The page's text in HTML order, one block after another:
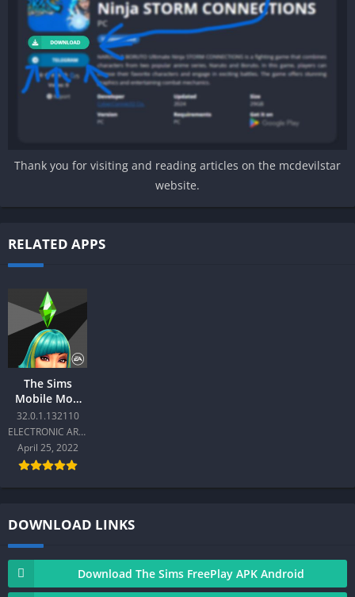
Thank you for visiting and reading articles on the mcdevilstar
website.
RELATED APPS
The Sims
Mobile Mod
Android
32.0.1.132110
ELECTRONIC ARTS
April 25, 2022
DOWNLOAD LINKS
Download The Sims FreePlay APK Android